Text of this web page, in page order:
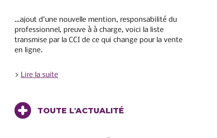
…ajout d’une nouvelle mention, responsabilité du
professionnel, preuve à à charge, voici la liste
transmise par la CCI de ce qui change pour la vente
en ligne.
> Lire la suite
TOUTE L'ACTUALITÉ